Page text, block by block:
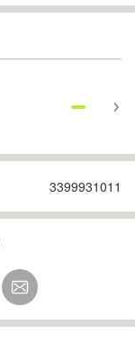
3399931011